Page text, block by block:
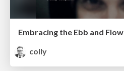
Embracing the Ebb and Flow
colly